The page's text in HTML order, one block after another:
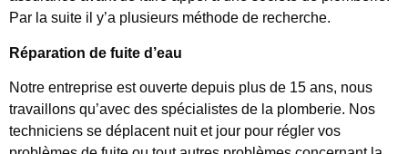
Par la suite il y’a plusieurs méthode de recherche.
Réparation de fuite d’eau
Notre entreprise est ouverte depuis plus de 15 ans, nous
travaillons qu’avec des spécialistes de la plomberie. Nos
techniciens se déplacent nuit et jour pour régler vos